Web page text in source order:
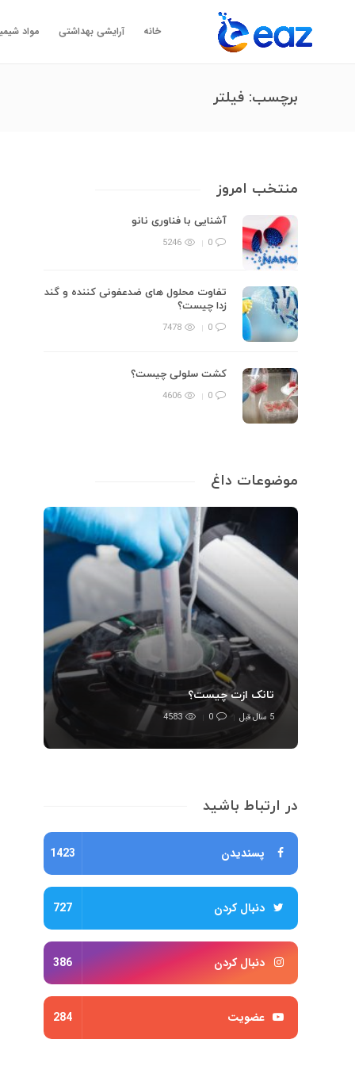
خانه آرایشی بهداشتی مواد
برچسب: فیلتر
منتخب امروز
آشنایی با فناوری نانو
0
5246
تفاوت محلول های ضدعفونی کننده و گند
زدا چیست؟
0
7478
کشت سلولی چیست؟
0
4606
موضوعات داغ
تانک ازت چیست؟
5 سال قبل 0
4583
در ارتباط باشید
پسندیدن 1423
دنبال کردن 727
دنبال کردن 386
عضویت 284